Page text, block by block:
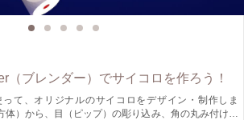
（ブレンダー）でサイコロを作ろう！
て、オリジナルのサイコロをデザイン・制作しま
体）から、目（ピップ）の彫り込み、角の丸み付け、